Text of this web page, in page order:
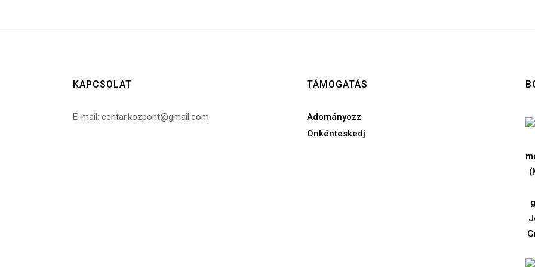
KAPCSOLAT
E-mail: centar.kozpont@gmail.com
TÁMOGATÁS
Adományozz
Önkénteskedj